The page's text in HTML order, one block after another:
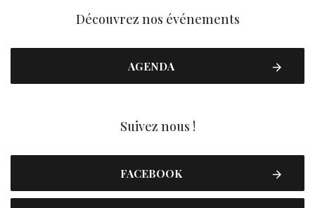
Découvrez nos événements
AGENDA
Suivez nous !
FACEBOOK